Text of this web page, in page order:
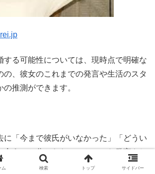
する可能性については、現時点で明確な
の、彼女のこれまでの発言や生活のスタ
推測ができます。
に「今まで彼氏がいなかった」「どうい
合うのか分からない」といった発言をし
しては慎重な姿勢を見せています。
ム 検索 トップ サイドバー